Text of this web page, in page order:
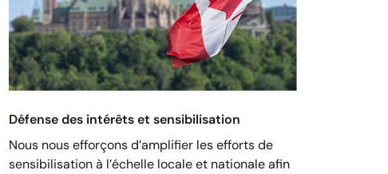
Défense des intérêts et sensibilisation
Nous nous efforçons d’amplifier les efforts de
sensibilisation à l’échelle locale et nationale afin